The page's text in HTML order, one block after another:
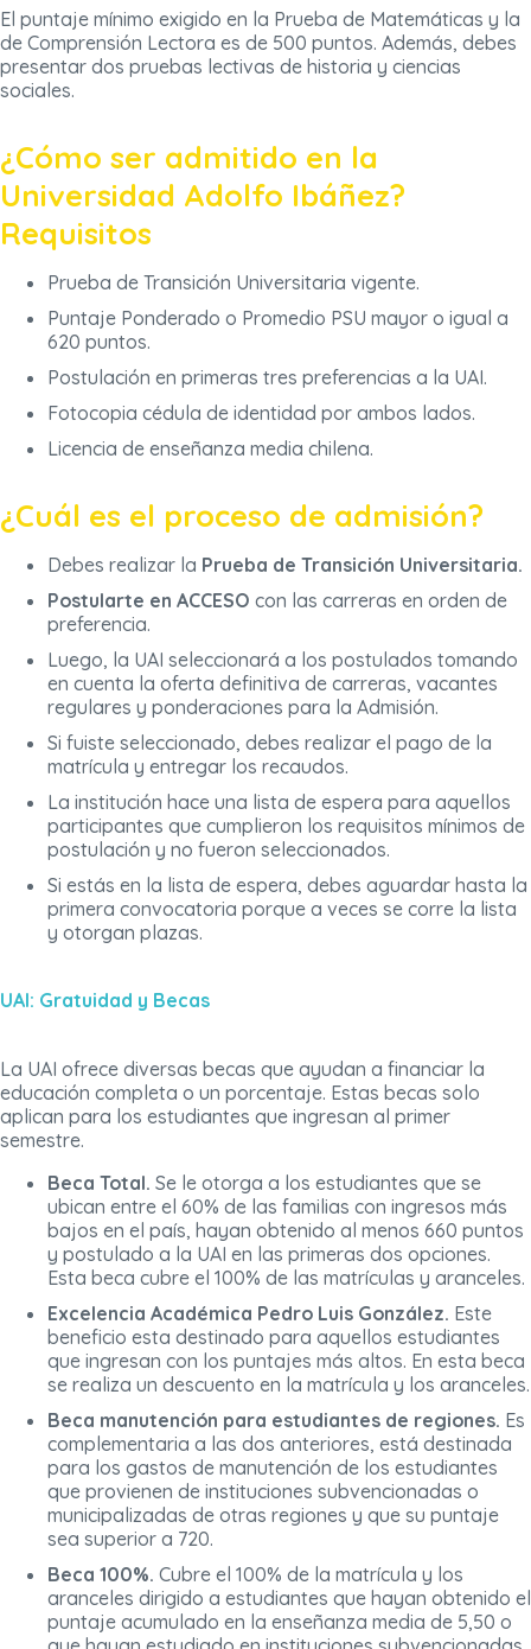
El puntaje mínimo exigido en la Prueba de Matemáticas y la
de Comprensión Lectora es de 500 puntos. Además, debes
presentar dos pruebas lectivas de historia y ciencias
sociales.
¿Cómo ser admitido en la
Universidad Adolfo Ibáñez?
Requisitos
Prueba de Transición Universitaria vigente.
Puntaje Ponderado o Promedio PSU mayor o igual a
620 puntos.
Postulación en primeras tres preferencias a la UAI.
Fotocopia cédula de identidad por ambos lados.
Licencia de enseñanza media chilena.
¿Cuál es el proceso de admisión?
Debes realizar la Prueba de Transición Universitaria.
Postularte en ACCESO con las carreras en orden de
preferencia.
Luego, la UAI seleccionará a los postulados tomando
en cuenta la oferta definitiva de carreras, vacantes
regulares y ponderaciones para la Admisión.
Si fuiste seleccionado, debes realizar el pago de la
matrícula y entregar los recaudos.
La institución hace una lista de espera para aquellos
participantes que cumplieron los requisitos mínimos de
postulación y no fueron seleccionados.
Si estás en la lista de espera, debes aguardar hasta la
primera convocatoria porque a veces se corre la lista
y otorgan plazas.
UAI: Gratuidad y Becas
La UAI ofrece diversas becas que ayudan a financiar la
educación completa o un porcentaje. Estas becas solo
aplican para los estudiantes que ingresan al primer
semestre.
Beca Total. Se le otorga a los estudiantes que se
ubican entre el 60% de las familias con ingresos más
bajos en el país, hayan obtenido al menos 660 puntos
y postulado a la UAI en las primeras dos opciones.
Esta beca cubre el 100% de las matrículas y aranceles.
Excelencia Académica Pedro Luis González. Este
beneficio esta destinado para aquellos estudiantes
que ingresan con los puntajes más altos. En esta beca
se realiza un descuento en la matrícula y los aranceles.
Beca manutención para estudiantes de regiones. Es
complementaria a las dos anteriores, está destinada
para los gastos de manutención de los estudiantes
que provienen de instituciones subvencionadas o
municipalizadas de otras regiones y que su puntaje
sea superior a 720.
Beca 100%. Cubre el 100% de la matrícula y los
aranceles dirigido a estudiantes que hayan obtenido el
puntaje acumulado en la enseñanza media de 5,50 o